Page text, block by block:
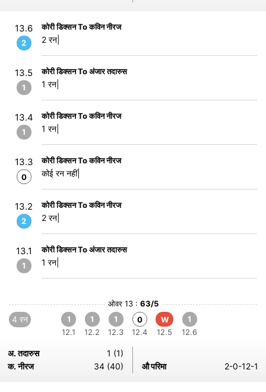
13.6
2
कोरी डिक्सन To कविन नीरज
2 रन|
13.5
1
कोरी डिक्सन To अंजार तदारुस
1 रन|
13.4
1
कोरी डिक्सन To कविन नीरज
1 रन|
13.3
0
कोरी डिक्सन To कविन नीरज
कोई रन नहीं|
13.2
2
कोरी डिक्सन To कविन नीरज
2 रन|
13.1
1
कोरी डिक्सन To अंजार तदारुस
1 रन|
ओवर 13 : 63/5
4 रन
1
12.1
1
12.2
1
12.3
0
12.4
W
12.5
1
12.6
अ. तदारुस
1 (1)
क. नीरज
34 (40) औ परिमा 2-0-12-1